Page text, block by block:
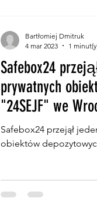
Safebox24
prywatnych
"24SEJF" we
Safebox24 przejął
obiektów
Bartłomiej Dmitruk
4 mar 2023
1